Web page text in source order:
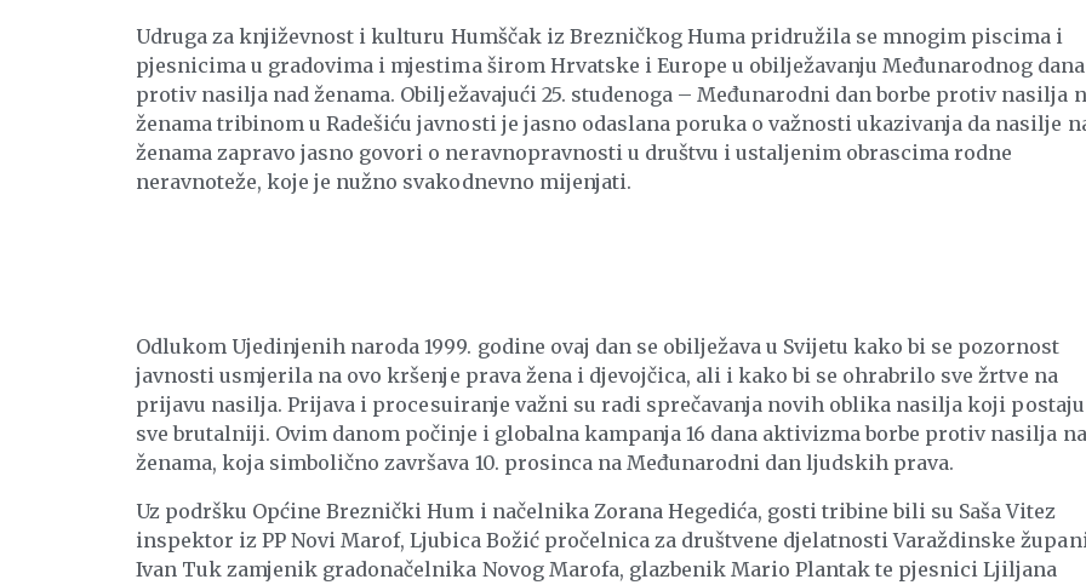
Udruga za književnost i kulturu Humščak iz Brezničkog Huma pridružila se mnogim piscima i
pjesnicima u gradovima i mjestima širom Hrvatske i Europe u obilježavanju Međunarodnog dana
protiv nasilja nad ženama. Obilježavajući 25. studenoga – Međunarodni dan borbe protiv nasilja
ženama tribinom u Radešiću javnosti je jasno odaslana poruka o važnosti ukazivanja da nasilje
ženama zapravo jasno govori o neravnopravnosti u društvu i ustaljenim obrascima rodne
neravnoteže, koje je nužno svakodnevno mijenjati.
Odlukom Ujedinjenih naroda 1999. godine ovaj dan se obilježava u Svijetu kako bi se pozornost
javnosti usmjerila na ovo kršenje prava žena i djevojčica, ali i kako bi se ohrabrilo sve žrtve na
prijavu nasilja. Prijava i procesuiranje važni su radi sprečavanja novih oblika nasilja koji postaju
sve brutalniji. Ovim danom počinje i globalna kampanja 16 dana aktivizma borbe protiv nasilja
ženama, koja simbolično završava 10. prosinca na Međunarodni dan ljudskih prava.
Uz podršku Općine Breznički Hum i načelnika Zorana Hegedića, gosti tribine bili su Saša Vitez
inspektor iz PP Novi Marof, Ljubica Božić pročelnica za društvene djelatnosti Varaždinske
Ivan Tuk zamjenik gradonačelnika Novog Marofa, glazbenik Mario Plantak te pjesnici Ljiljana